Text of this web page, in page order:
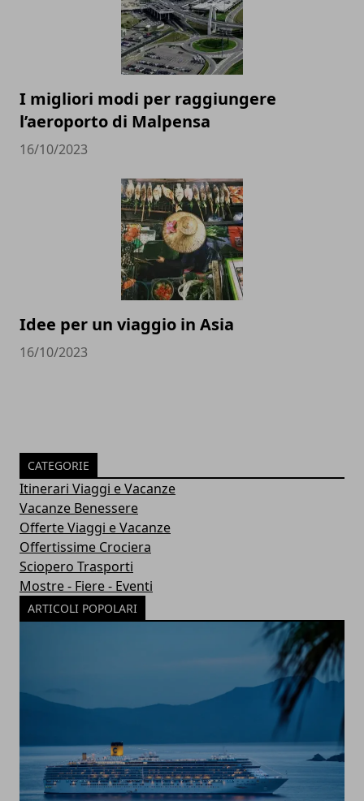
I migliori modi per raggiungere
l’aeroporto di Malpensa
16/10/2023
Idee per un viaggio in Asia
16/10/2023
CATEGORIE
Itinerari Viaggi e Vacanze
Vacanze Benessere
Offerte Viaggi e Vacanze
Offertissime Crociera
Sciopero Trasporti
Mostre - Fiere - Eventi
ARTICOLI POPOLARI